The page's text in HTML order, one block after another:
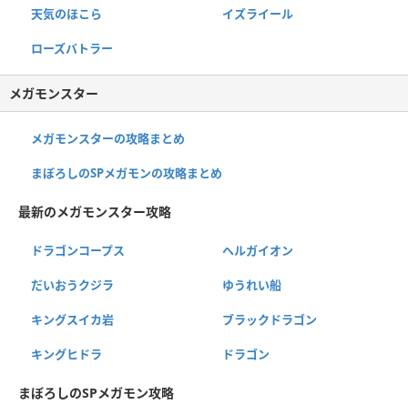
天気のほこら イズライール
ローズバトラー
メガモンスター
メガモンスターの攻略まとめ
まぼろしのSPメガモンの攻略まとめ
最新のメガモンスター攻略
ドラゴンコープス ヘルガイオン
だいおうクジラ ゆうれい船
キングスイカ岩 ブラックドラゴン
キングヒドラ ドラゴン
まぼろしのSPメガモン攻略